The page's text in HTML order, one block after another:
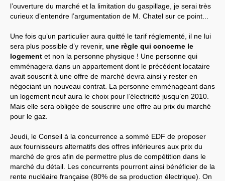
l’ouverture du marché et la limitation du gaspillage, je serai très
curieux d’entendre l’argumentation de M. Chatel sur ce point...
Une fois qu’un particulier aura quitté le tarif réglementé, il ne lui
sera plus possible d’y revenir, une règle qui concerne le
logement et non la personne physique ! Une personne qui
emménagera dans un appartement dont le précédent locataire
avait souscrit à une offre de marché devra ainsi y rester en
négociant un nouveau contrat. La personne emménageant dans
un logement neuf aura le choix pour l’électricité jusqu’en 2010.
Mais elle sera obligée de souscrire une offre au prix du marché
pour le gaz.
Jeudi, le Conseil à la concurrence a sommé EDF de proposer
aux fournisseurs alternatifs des offres inférieures aux prix du
marché de gros afin de permettre plus de compétition dans le
marché du détail. Les concurrents pourront ainsi bénéficier de la
rente nucléaire française (80% de sa production électrique). On